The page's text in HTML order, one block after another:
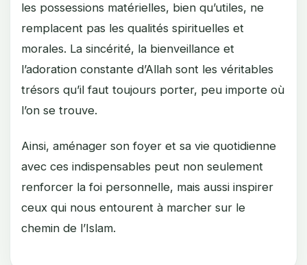
les possessions matérielles, bien qu’utiles, ne
remplacent pas les qualités spirituelles et
morales. La sincérité, la bienveillance et
l’adoration constante d’Allah sont les véritables
trésors qu’il faut toujours porter, peu importe où
l’on se trouve.
Ainsi, aménager son foyer et sa vie quotidienne
avec ces indispensables peut non seulement
renforcer la foi personnelle, mais aussi inspirer
ceux qui nous entourent à marcher sur le
chemin de l’Islam.